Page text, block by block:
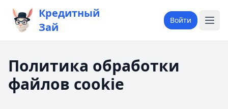
Кредитный
Зай
Войти
Политика обработки
файлов cookie